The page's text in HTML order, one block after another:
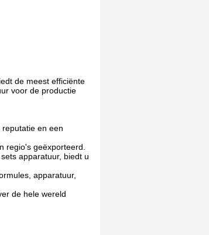
de meest efficiënte
voor de productie
en een
regio's geëxporteerd.
apparatuur, biedt u
apparatuur,
de hele wereld